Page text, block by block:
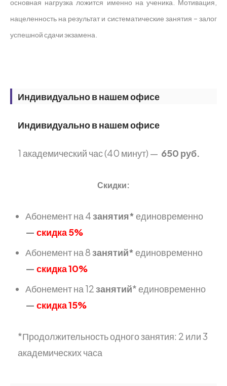
основная нагрузка ложится именно на ученика. Мотивация,
нацеленность на результат и систематические занятия – залог
успешной сдачи экзамена.
Индивидуально в нашем офисе
Индивидуально в нашем офисе
1 академический час (40 минут) — 650 руб.
Скидки:
Абонемент на 4занятия*единовременно
— скидка 5%
Абонемент на 8занятий*единовременно
— скидка 10%
Абонемент на 12занятий* единовременно
— скидка 15%
*Продолжительность одного занятия: 2 или 3
академических часа